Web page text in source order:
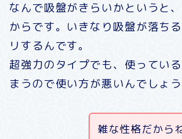
なんで吸盤がきらいかというと
からです。いきなり吸盤が落ち
リするんです。
超強力のタイプでも、使ってい
まうので使い方が悪いんでしょう
雑な性格だから